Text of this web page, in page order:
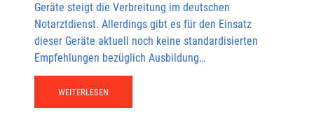
Geräte steigt die Verbreitung im deutschen
Notarztdienst. Allerdings gibt es für den Einsatz
dieser Geräte aktuell noch keine standardisierten
Empfehlungen bezüglich Ausbildung…
WEITERLESEN